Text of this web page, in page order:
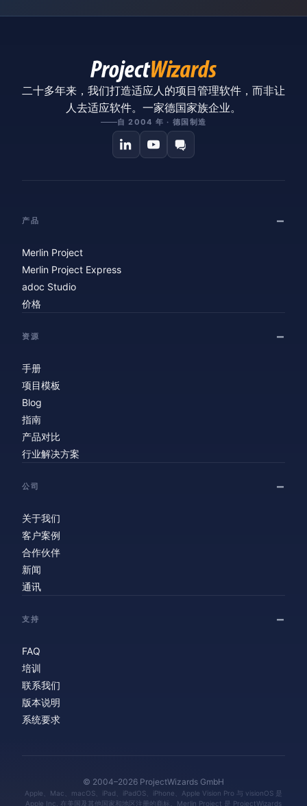
二十多年来，我们打造适应人的项目管理软件，而非让
人去适应软件。一家德国家族企业。
自 2004 年 · 德国制造
产品
Merlin Project
Merlin Project Express
adoc Studio
价格
资源
手册
项目模板
Blog
指南
产品对比
行业解决方案
公司
关于我们
客户案例
合作伙伴
新闻
通讯
支持
FAQ
培训
联系我们
版本说明
系统要求
© 2004–2026 ProjectWizards GmbH
Apple、Mac、macOS、iPad、iPadOS、iPhone、Apple Vision Pro 与 visionOS 是
Apple Inc. 在美国及其他国家和地区注册的商标。Merlin Project 是 ProjectWizards